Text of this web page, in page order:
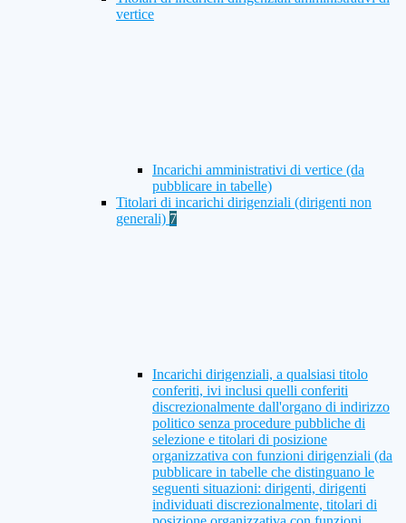
vertice
Incarichi amministrativi di vertice (da
pubblicare in tabelle)
Titolari di incarichi dirigenziali (dirigenti non
generali) 7
Incarichi dirigenziali, a qualsiasi titolo
conferiti, ivi inclusi quelli conferiti
discrezionalmente dall'organo di indirizzo
politico senza procedure pubbliche di
selezione e titolari di posizione
organizzativa con funzioni dirigenziali (da
pubblicare in tabelle che distinguano le
seguenti situazioni: dirigenti, dirigenti
individuati discrezionalmente, titolari di